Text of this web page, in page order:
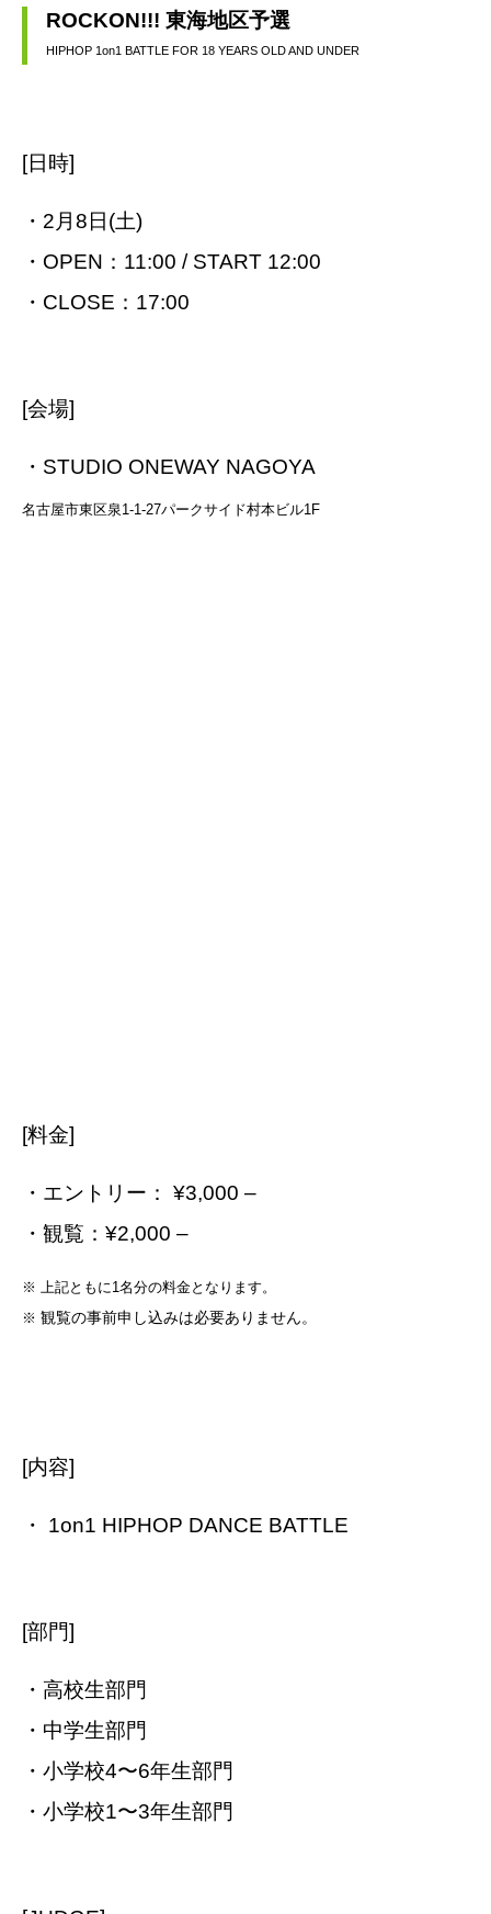
ROCKON!!! 東海地区予選
HIPHOP 1on1 BATTLE FOR 18 YEARS OLD AND UNDER
[日時]
・2月8日(土)
・OPEN：11:00 / START 12:00
・CLOSE：17:00
[会場]
・STUDIO ONEWAY NAGOYA
名古屋市東区泉1-1-27パークサイド村本ビル1F
[料金]
・エントリー： ¥3,000 –
・観覧：¥2,000 –
※ 上記ともに1名分の料金となります。
※ 観覧の事前申し込みは必要ありません。
[内容]
・ 1on1 HIPHOP DANCE BATTLE
[部門]
・高校生部門
・中学生部門
・小学校4〜6年生部門
・小学校1〜3年生部門